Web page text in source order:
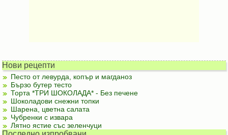
Нови рецепти
Песто от левурда, копър и магданоз
Бързо бутер тесто
Торта *ТРИ ШОКОЛАДА* - Без печене
Шоколадови снежни топки
Шарена, цветна салата
Чубренки с извара
Лятно ястие със зеленчуци